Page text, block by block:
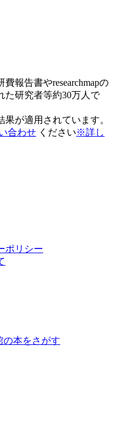
報告書やresearchmapの
た研究者等約30万人で
が適用されています。
合わせ ください※詳し
ポリシー
の本をさがす